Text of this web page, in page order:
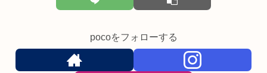
pocoをフォローする